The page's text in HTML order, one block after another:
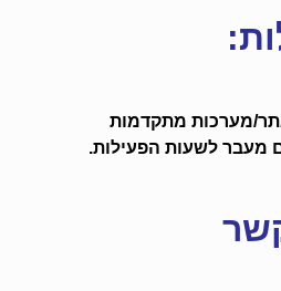
מערכות מתקדמות
מעבר לשעות הפעילות.